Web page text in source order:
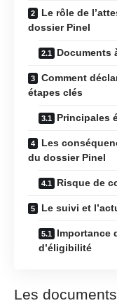
Le rôle de
dossier Pinel
Documents
Comment
étapes clés
Principales
Les
du dossier Pinel
Risque de
Le suivi et
Importance
d’éligibilité
Les